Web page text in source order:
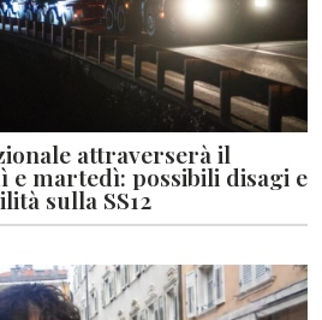
attraverserà il
martedì: possibili disagi e
sulla SS12